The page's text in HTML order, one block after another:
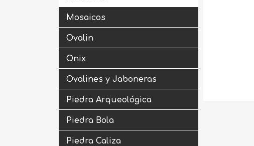
Mosaicos
Ovalin
Onix
Ovalines y Jaboneras
Piedra Arqueológica
Piedra Bola
Piedra Caliza